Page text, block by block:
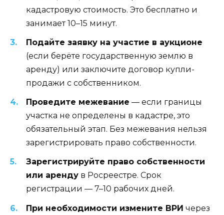
кадастровую стоимость. Это бесплатно и
занимает 10–15 минут.
Подайте заявку на участие в аукционе
(если берёте государственную землю в
аренду) или заключите договор купли-
продажи с собственником.
Проведите межевание — если границы
участка не определены в кадастре, это
обязательный этап. Без межевания нельзя
зарегистрировать право собственности.
Зарегистрируйте право собственности
или аренду в Росреестре. Срок
регистрации — 7–10 рабочих дней.
При необходимости измените ВРИ через